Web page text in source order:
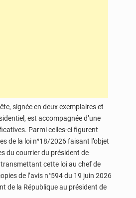
signée en deux exemplaires et
est accompagnée d’une
Parmi celles-ci figurent
de la loi n°18/2026 faisant l’objet
du courrier du président de
transmettant cette loi au chef de
de l’avis n°594 du 19 juin 2026
de la République au président de